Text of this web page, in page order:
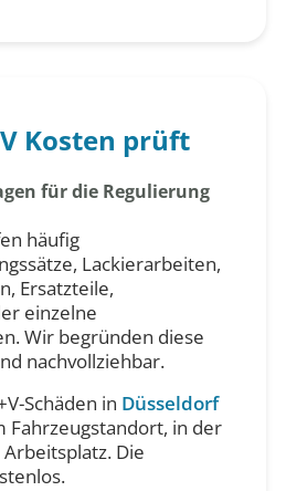
Kosten prüft
für die Regulierung
häufig
Lackierarbeiten,
Ersatzteile,
einzelne
Wir begründen diese
nachvollziehbar.
Schäden in Düsseldorf
Fahrzeugstandort, in der
Die